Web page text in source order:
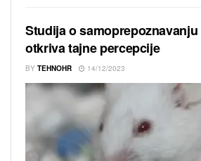
Studija o
otkriva tajne percepcije
BY TEHNOHR 14/12/2023